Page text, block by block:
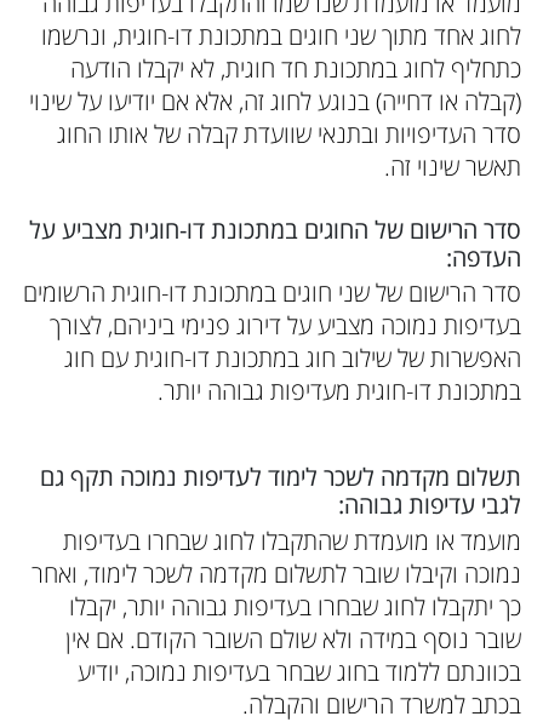
לחוג אחד מתוך שני חוגים במתכונת דו-חוגית, ונרשמו
כתחליף לחוג במתכונת חד חוגית, לא יקבלו הודעה
(קבלה או דחייה) בנוגע לחוג זה, אלא אם יודיעו על שינוי
סדר העדיפויות ובתנאי שוועדת קבלה של אותו החוג
תאשר שינוי זה.
סדר הרישום של החוגים במתכונת דו-חוגית מצביע על
העדפה:
סדר הרישום של שני חוגים במתכונת דו-חוגית הרשומים
בעדיפות נמוכה מצביע על דירוג פנימי ביניהם, לצורך
האפשרות של שילוב חוג במתכונת דו-חוגית עם חוג
במתכונת דו-חוגית מעדיפות גבוהה יותר.
תשלום מקדמה לשכר לימוד לעדיפות נמוכה תקף גם
לגבי עדיפות גבוהה:
מועמד או מועמדת שהתקבלו לחוג שבחרו בעדיפות
נמוכה וקיבלו שובר לתשלום מקדמה לשכר לימוד, ואחר
כך יתקבלו לחוג שבחרו בעדיפות גבוהה יותר, יקבלו
שובר נוסף במידה ולא שולם השובר הקודם. אם אין
בכוונתם ללמוד בחוג שבחר בעדיפות נמוכה, יודיע
בכתב למשרד הרישום והקבלה.